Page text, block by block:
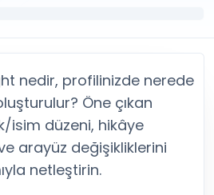
Al
Satın Al
nedir, profilinizde nerede
Öne çıkan
isim düzeni, hikâye
arayüz değişikliklerini
netleştirin.